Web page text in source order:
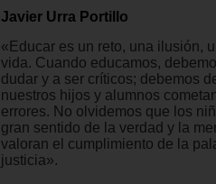
Javier Urra Portillo
«Educar es un reto, una ilusión,
vida. Cuando educamos,
dudar y a ser críticos; debemos
nuestros hijos y alumnos
errores. No olvidemos que los
gran sentido de la verdad y la
valoran el cumplimiento de la
justicia».